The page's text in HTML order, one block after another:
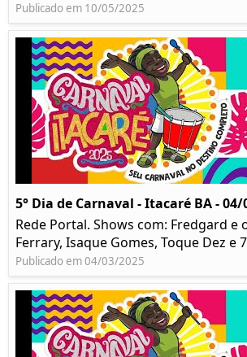
Publicado em 10/05/2025
5° Dia de Carnaval - Itacaré BA - 04/
Rede Portal. Shows com: Fredgard e
Ferrary, Isaque Gomes, Toque Dez e
Publicado em 04/03/2025